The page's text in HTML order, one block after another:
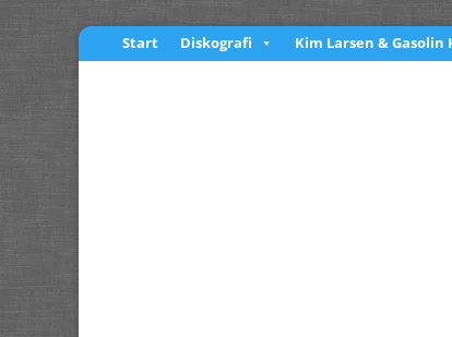
Start Diskografi Kim Larsen & Gasolin